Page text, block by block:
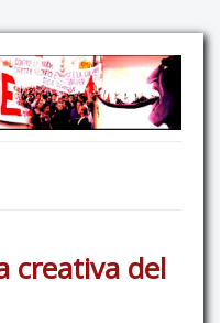
creativa del